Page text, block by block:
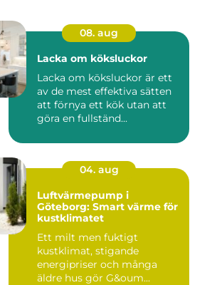
08. aug
Lacka om köksluckor
Lacka om köksluckor är ett
av de mest effektiva sätten
att förnya ett kök utan att
göra en fullständ...
04. aug
Luftvärmepump i
Göteborg: Smart värme för
kustklimatet
Ett milt men fuktigt
kustklimat, stigande
energipriser och många
äldre hus gör G&oum...